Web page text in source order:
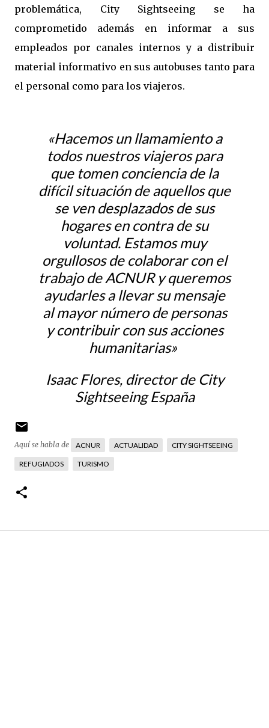
problemática, City Sightseeing se ha
comprometido además en informar a sus
empleados por canales internos y a distribuir
material informativo en sus autobuses tanto para
el personal como para los viajeros.
«Hacemos un llamamiento a
todos nuestros viajeros para
que tomen conciencia de la
difícil situación de aquellos que
se ven desplazados de sus
hogares en contra de su
voluntad. Estamos muy
orgullosos de colaborar con el
trabajo de ACNUR y queremos
ayudarles a llevar su mensaje
al mayor número de personas
y contribuir con sus acciones
humanitarias»
Isaac Flores, director de City
Sightseeing España
Aquí se habla de ACNUR ACTUALIDAD CITY SIGHTSEEING
REFUGIADOS TURISMO